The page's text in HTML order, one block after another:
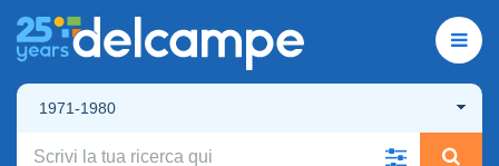
1971-1980